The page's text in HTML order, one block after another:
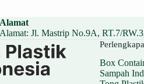
Alamat
Alamat: Jl. Mastrip No.9A, RT.7/
Box
Sampah